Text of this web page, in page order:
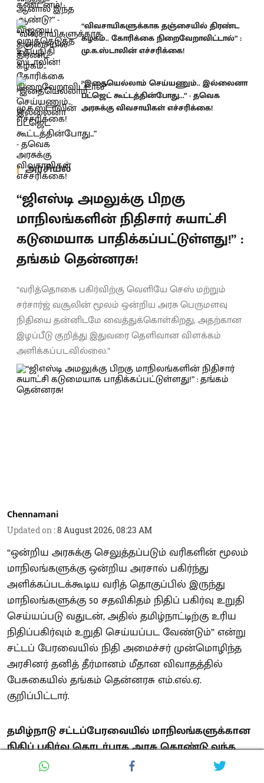
“விவசாயிகளுக்காக தஞ்சையில் திரண்ட
கழகம்.. கோரிக்கை நிறைவேறாவிட்டால்” :
மு.க.ஸ்டாலின் எச்சரிக்கை!
“இதையெல்லாம் செய்யணும்.. இல்லைனா
பட்ஜெட் கூட்டத்தின்போது...” - தவெக
அரசுக்கு விவசாயிகள் எச்சரிக்கை!
அரசியல்
“ஜிஎஸ்டி அமலுக்கு பிறகு
மாநிலங்களின் நிதிசார் சுயாட்சி
கடுமையாக பாதிக்கப்பட்டுள்ளது!” :
தங்கம் தென்னரசு!
“வரித்தொகை பகிர்விற்கு வெளியே செஸ் மற்றும்
சர்சார்ஜ் வசூலின் மூலம் ஒன்றிய அரசு பெருமளவு
நிதியை தன்னிடமே வைத்துக்கொள்கிறது, அதற்கான
இழப்பீடு குறித்து இதுவரை தெளிவான விளக்கம்
அளிக்கப்படவில்லை.”
Chennamani
Updated on :8 August 2026, 08:23 AM
“ஒன்றிய அரசுக்கு செலுத்தப்படும் வரிகளின் மூலம்
மாநிலங்களுக்கு ஒன்றிய அரசால் பகிர்ந்து
அளிக்கப்படக்கூடிய வரித் தொகுப்பில் இருந்து
மாநிலங்களுக்கு 50 சதவிகிதம் நிதிப் பகிர்வு உறுதி
செய்யப்படு வதுடன், அதில் தமிழ்நாட்டிற்கு உரிய
நிதிப்பகிர்வும் உறுதி செய்யப்பட வேண்டும்” என்று
சட்டப் பேரவையில் நிதி அமைச்சர் முன்மொழிந்த
அரசினர் தனித் தீர்மானம் மீதான விவாதத்தில்
பேசுகையில் தங்கம் தென்னரசு எம்.எல்.ஏ.
குறிப்பிட்டார்.
தமிழ்நாடு சட்டப்பேரவையில் மாநிலங்களுக்கான
நிதிப் பகிர்வு தொடர்பாக அரசு கொண்டு வந்த
தீர்மானத்தின் மீதான விவாதத்தில் தி.மு.க